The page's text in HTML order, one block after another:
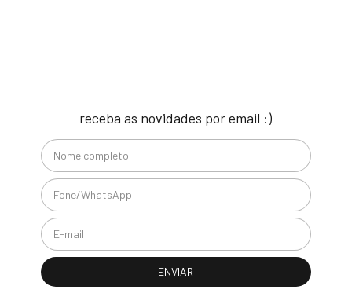
receba as novidades por email :)